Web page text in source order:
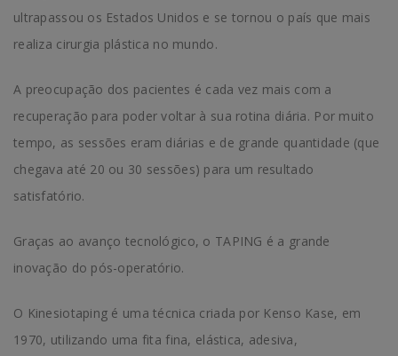
ultrapassou os Estados Unidos e se tornou o país que mais
realiza cirurgia plástica no mundo.
A preocupação dos pacientes é cada vez mais com a
recuperação para poder voltar à sua rotina diária. Por muito
tempo, as sessões eram diárias e de grande quantidade (que
chegava até 20 ou 30 sessões) para um resultado
satisfatório.
Graças ao avanço tecnológico, o TAPING é a grande
inovação do pós-operatório.
O Kinesiotaping é uma técnica criada por Kenso Kase, em
1970, utilizando uma fita fina, elástica, adesiva,